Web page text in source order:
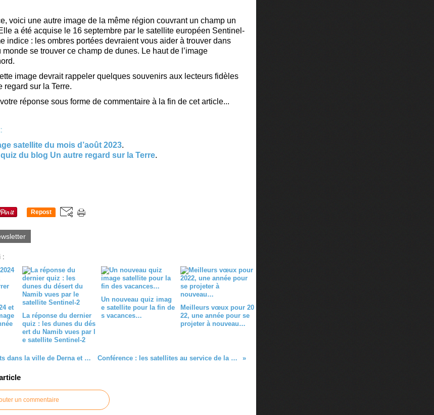
voici une autre image de la même région couvrant un champ un
a été acquise le 16 septembre par le satellite européen Sentinel-
indice : les ombres portées devraient vous aider à trouver dans
se trouver ce champ de dunes. Le haut de l’image
image devrait rappeler quelques souvenirs aux lecteurs fidèles
regard sur la Terre.
réponse sous forme de commentaire à la fin de cet article...
satellite du mois d’août 2023.
du blog Un autre regard sur la Terre.
Repost
:
et
La réponse du dernier
quiz : les dunes du dés
ert du Namib vues par l
e satellite Sentinel-2
Un nouveau quiz imag
e satellite pour la fin de
s vacances…
Meilleurs vœux pour 20
22, une année pour se
projeter à nouveau…
Libye : les dégâts dans la ville de Derna et le barrage détruit vus par le satellite Pléiades Neo Conférence : les satellites au service de la gestion des risques et des catastrophes naturelles
un commentaire